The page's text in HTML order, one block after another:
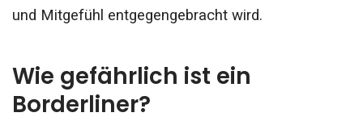
und Mitgefühl entgegengebracht wird.
Wie gefährlich ist ein
Borderliner?